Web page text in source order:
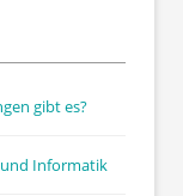
gibt es?
und Informatik